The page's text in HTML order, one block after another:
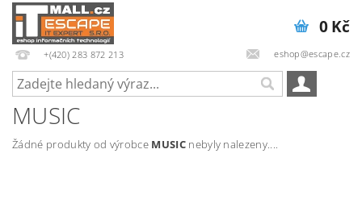
+(420) 283 872 213 eshop@escape.cz
0 Kč
MUSIC
Žádné produkty od výrobce MUSICnebyly nalezeny....